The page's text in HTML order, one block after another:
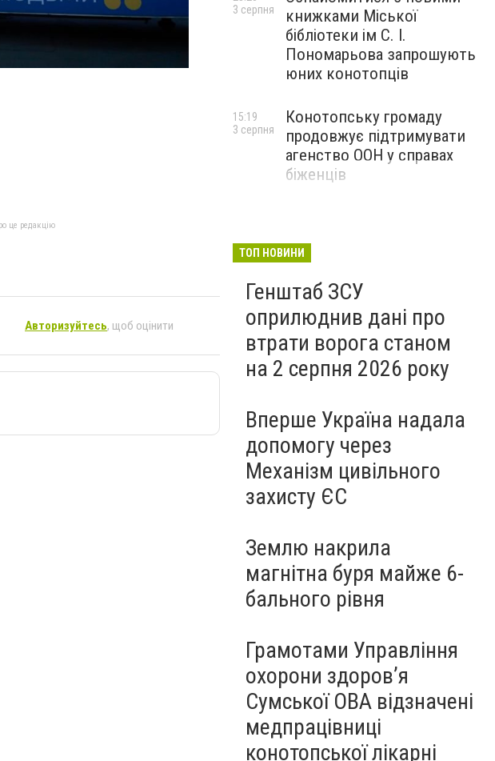
2016-08-20 19-15-23
це редакцію
Авторизуйтесь, щоб оцінити
книжками Міської
бібліотеки ім С. І.
Пономарьова запрошують
юних конотопців
3 серпня
Конотопську громаду
продовжує підтримувати
агенство ООН у справах
біженців
15:19
3 серпня
ТОП НОВИНИ
Генштаб ЗСУ
оприлюднив дані про
втрати ворога станом
на 2 серпня 2026 року
Вперше Україна надала
допомогу через
Механізм цивільного
захисту ЄС
Землю накрила
магнітна буря майже 6-
бального рівня
Грамотами Управління
охорони здоров’я
Сумської ОВА відзначені
медпрацівниці
конотопської лікарні